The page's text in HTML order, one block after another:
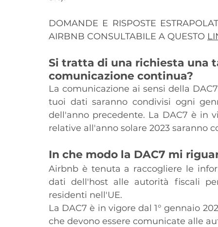
DOMANDE E RISPOSTE
AIRBNB CONSULTABILE A QUESTO
Si tratta di una richiesta una
comunicazione continua?
La comunicazione ai sensi della
tuoi dati saranno condivisi ogni
dell'anno precedente. La DAC7 è in
relative all'anno solare 2023 saranno
In che modo la DAC7 mi
Airbnb è tenuta a raccogliere le
dati dell'host alle autorità fiscali
residenti nell'UE.
La DAC7 è in vigore dal 1° gennaio
che devono essere comunicate alle